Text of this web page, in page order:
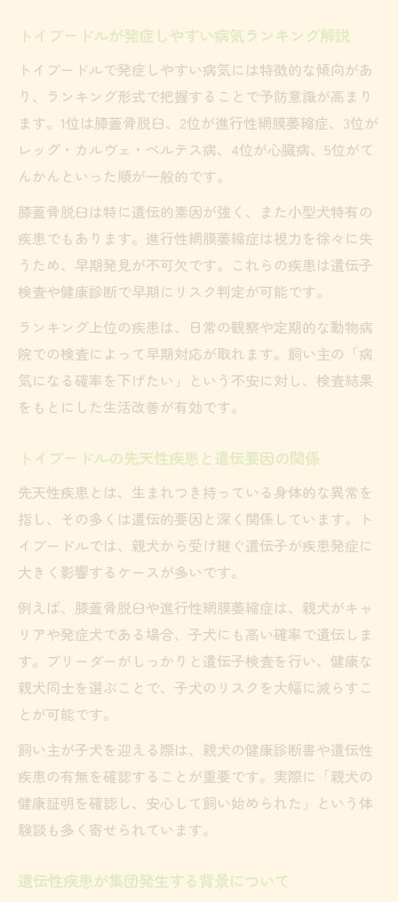
トイプードルが発症しやすい病気ランキング解説
トイプードルで発症しやすい病気には特徴的な傾向があ
り、ランキング形式で把握することで予防意識が高まり
ます。1位は膝蓋骨脱臼、2位が進行性網膜萎縮症、3位が
レッグ・カルヴェ・ペルテス病、4位が心臓病、5位がて
んかんといった順が一般的です。
膝蓋骨脱臼は特に遺伝的素因が強く、また小型犬特有の
疾患でもあります。進行性網膜萎縮症は視力を徐々に失
うため、早期発見が不可欠です。これらの疾患は遺伝子
検査や健康診断で早期にリスク判定が可能です。
ランキング上位の疾患は、日常の観察や定期的な動物病
院での検査によって早期対応が取れます。飼い主の「病
気になる確率を下げたい」という不安に対し、検査結果
をもとにした生活改善が有効です。
トイプードルの先天性疾患と遺伝要因の関係
先天性疾患とは、生まれつき持っている身体的な異常を
指し、その多くは遺伝的要因と深く関係しています。ト
イプードルでは、親犬から受け継ぐ遺伝子が疾患発症に
大きく影響するケースが多いです。
例えば、膝蓋骨脱臼や進行性網膜萎縮症は、親犬がキャ
リアや発症犬である場合、子犬にも高い確率で遺伝しま
す。ブリーダーがしっかりと遺伝子検査を行い、健康な
親犬同士を選ぶことで、子犬のリスクを大幅に減らすこ
とが可能です。
飼い主が子犬を迎える際は、親犬の健康診断書や遺伝性
疾患の有無を確認することが重要です。実際に「親犬の
健康証明を確認し、安心して飼い始められた」という体
験談も多く寄せられています。
遺伝性疾患が集団発生する背景について